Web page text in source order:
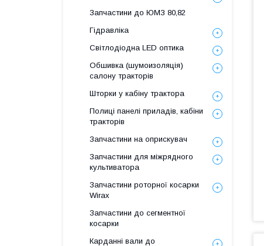
Запчастини до ЮМЗ 80,82
Гідравліка
Світлодіодна LED оптика
Обшивка (шумоизоляція)
салону тракторів
Шторки у кабіну трактора
Полиці панелі приладів, кабіни
тракторів
Запчастини на оприскувач
Запчастини для міжрядного
культиватора
Запчастини роторної косарки
Wirax
Запчастини до сегментної
косарки
Карданні вали до